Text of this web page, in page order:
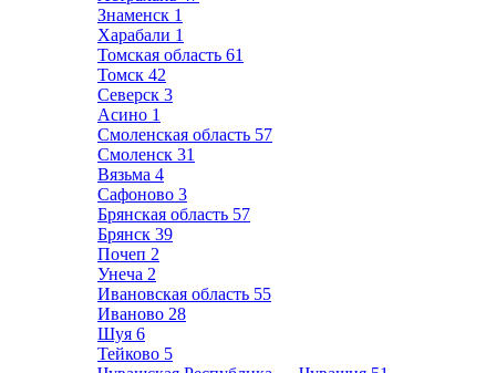
Знаменск 1
Харабали 1
Томская область 61
Томск 42
Северск 3
Асино 1
Смоленская область 57
Смоленск 31
Вязьма 4
Сафоново 3
Брянская область 57
Брянск 39
Почеп 2
Унеча 2
Ивановская область 55
Иваново 28
Шуя 6
Тейково 5